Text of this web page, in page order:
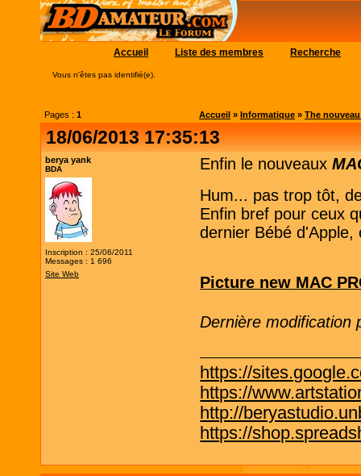
Accueil Liste des membres Recherche
Vous n'êtes pas identifié(e).
Pages : 1 Accueil » Informatique » The
18/06/2013 17:35:13
berya yank
BDA
Inscription : 25/06/2011
Messages : 1 696
Site Web
Enfin le nouveaux
Hum... pas trop tôt,
Enfin bref pour ceux
dernier Bébé d'Apple,
Picture new MAC
Dernière modification
https://
https://
http://
https://